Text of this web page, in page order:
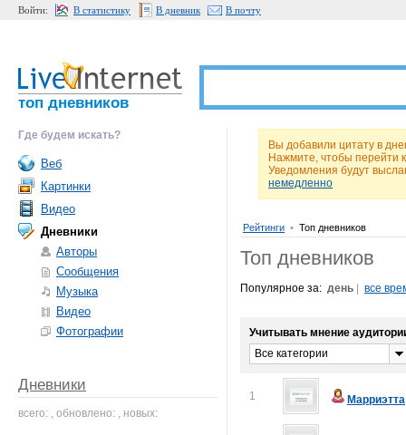
Войти: В статистику В дневник В почту
топ дневников
Вы добавили цитату в
Нажмите, чтобы перейти
Уведомления будут
немедленно
Рейтинги • Топ дневников
Топ дневников
Популярное за: день все
Учитывать мнение
Все категории
1 Марриэтта
Где будем искать?
Веб
Картинки
Видео
Дневники
Авторы
Сообщения
Музыка
Видео
Фотографии
Дневники
всего: , обновлено: , новых: